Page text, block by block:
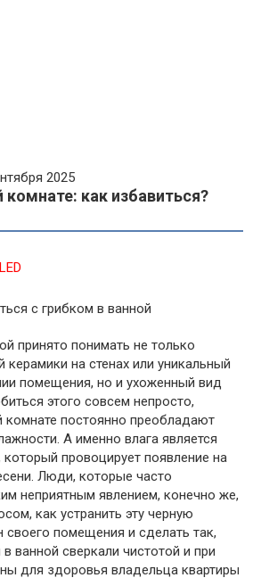
2025
комнате: как избавиться?
принято понимать не только
керамики на стенах или уникальный
помещения, но и ухоженный вид
этого совсем непросто,
комнате постоянно преобладают
А именно влага является
провоцирует появление на
Люди, которые часто
неприятным явлением, конечно же,
как устранить эту черную
своего помещения и сделать так,
ванной сверкали чистотой и при
для здоровья владельца квартиры